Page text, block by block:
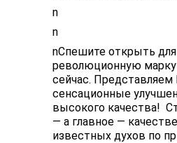
n
n
nСпешите открыть
революционную
сейчас.
сенсационные
высокого качества!
— а главное —
известных духов по